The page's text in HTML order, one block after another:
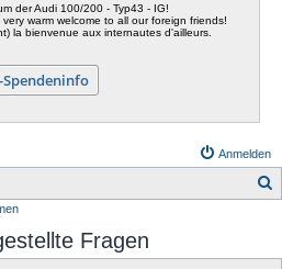
der Audi 100/200 - Typ43 - IG!
warm welcome to all our foreign friends!
la bienvenue aux internautes d'ailleurs.
Spendeninfo
Anmelden
h
Fragen